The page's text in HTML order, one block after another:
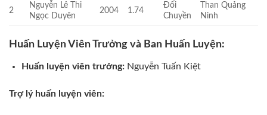
2
Nguyễn Lê Thi
Ngọc Duyên
2004 1.74
Đối
Chuyền
Than Quảng
Ninh
Huấn Luyện Viên Trưởng và Ban Huấn Luyện:
Huấn luyện viên trưởng:Nguyễn Tuấn Kiệt
Trợ lý huấn luyện viên: